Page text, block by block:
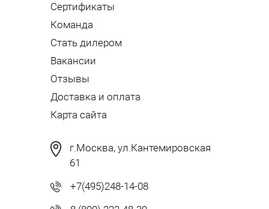
Сертификаты
Команда
Стать дилером
Вакансии
Отзывы
Доставка и оплата
Карта сайта
г.Москва, ул.Кантемировская
61
+7(495)248-14-08